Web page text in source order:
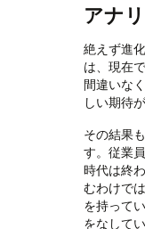
アナ
絶えず進
は、現在
間違いな
しい期待
その結果
す。従業
時代は終
むわけで
を持って
をなして